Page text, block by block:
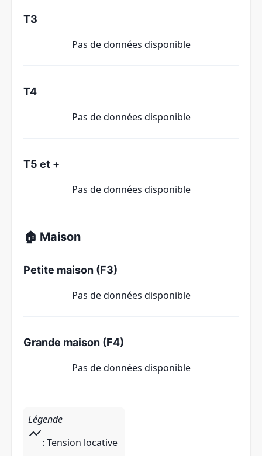
T3
Pas de données disponible
T4
Pas de données disponible
T5 et +
Pas de données disponible
🏠 Maison
Petite maison (F3)
Pas de données disponible
Grande maison (F4)
Pas de données disponible
Légende
: Tension locative